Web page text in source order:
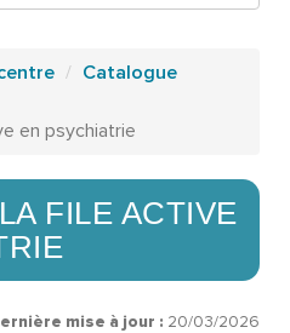
Catalogue
en psychiatrie
FILE ACTIVE
mise à jour : 20/03/2026